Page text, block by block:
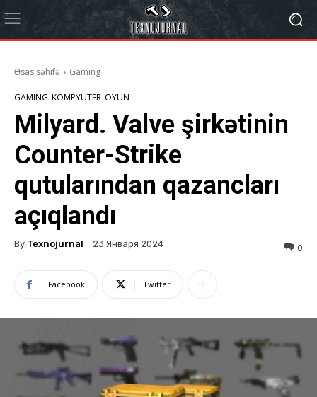
Əsas səhifə Gaming
GAMING KOMPYUTER OYUN
Milyard. Valve şirkətinin
Counter-Strike
qutularından qazancları
açıqlandı
By Texnojurnal 23 Января 2024 0
Facebook Twitter